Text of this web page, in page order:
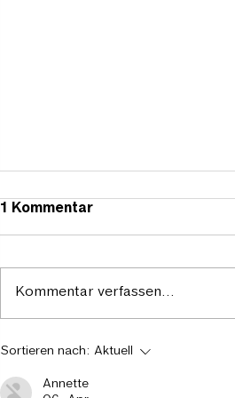
1 Kommentar
Kommentar verfassen...
Sortieren nach: Aktuell
Annette